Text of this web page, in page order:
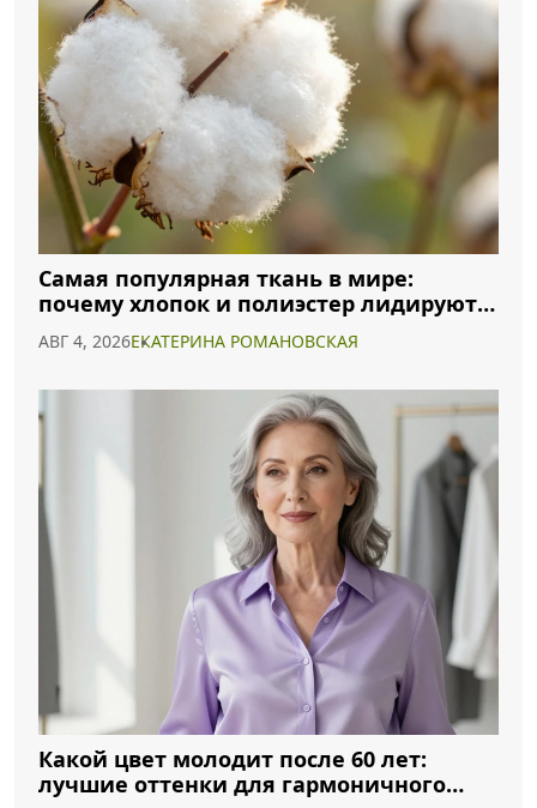
Самая популярная ткань в мире:
почему хлопок и полиэстер лидируют в
АВГ 4, 2026ЕКАТЕРИНА РОМАНОВСКАЯ
Какой цвет молодит после 60 лет:
лучшие оттенки для гармоничного